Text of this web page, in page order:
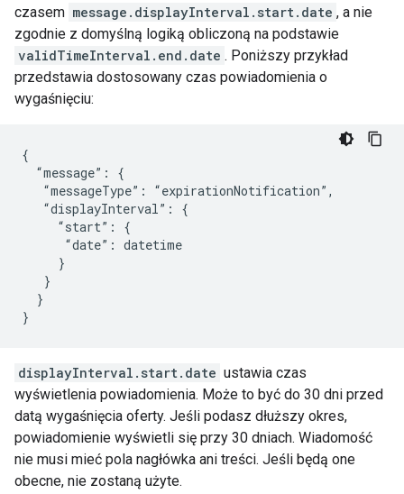
czasem message.displayInterval.start.date , a nie
zgodnie z domyślną logiką obliczoną na podstawie
validTimeInterval.end.date . Poniższy przykład
przedstawia dostosowany czas powiadomienia o
wygaśnięciu:
{
  “message”: {
   “messageType”: “expirationNotification”,
   “displayInterval”: {
     “start”: {
      “date”: datetime
     }
   }
  }
}
displayInterval.start.date ustawia czas
wyświetlenia powiadomienia. Może to być do 30 dni przed
datą wygaśnięcia oferty. Jeśli podasz dłuższy okres,
powiadomienie wyświetli się przy 30 dniach. Wiadomość
nie musi mieć pola nagłówka ani treści. Jeśli będą one
obecne, nie zostaną użyte.